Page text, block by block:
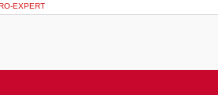
EXPERT